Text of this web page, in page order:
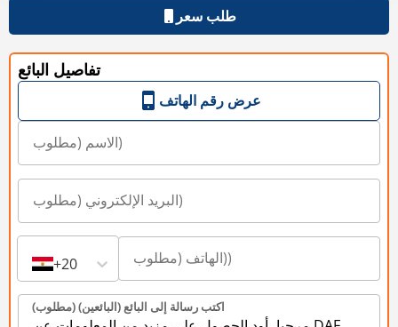
تفاصيل البائع
عرض رقم الهاتف
+20
اكتب رسالة إلى البائع (البائعين) (مطلوب)